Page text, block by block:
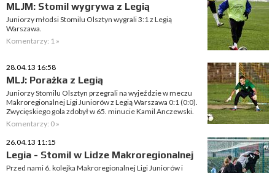
MLJM: Stomil wygrywa z Legią
Juniorzy młodsi Stomilu Olsztyn wygrali 3:1 z Legią
Warszawa.
Komentarzy: 1 »
28.04.13 16:58
MLJ: Porażka z Legią
Juniorzy Stomilu Olsztyn przegrali na wyjeździe w meczu
Makroregionalnej Ligi Juniorów z Legią Warszawa 0:1 (0:0).
Zwycięskiego gola zdobył w 65. minucie Kamil Anczewski.
Komentarzy: 0 »
26.04.13 11:15
Legia - Stomil w Lidze Makroregionalnej
Przed nami 6. kolejka Makroregionalnej Ligi Juniorów i